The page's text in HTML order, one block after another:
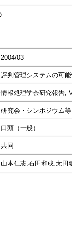
2004/03
評判管理システムの可
情報処理学会研究報告,
研究会・シンポジウム等
口頭（一般）
共同
山本仁志,石田和成,太田